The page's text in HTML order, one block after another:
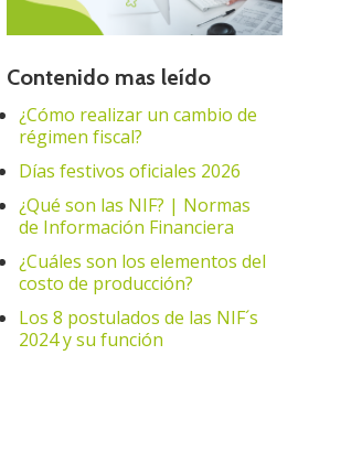
Contenido mas leído
¿Cómo realizar un cambio de
régimen fiscal?
Días festivos oficiales 2026
¿Qué son las NIF? | Normas
de Información Financiera
¿Cuáles son los elementos del
costo de producción?
Los 8 postulados de las NIF´s
2024 y su función